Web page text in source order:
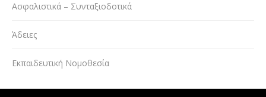
Ασφαλιστικά – Συνταξιοδοτικά
Άδειες
Εκπαιδευτική Νομοθεσία